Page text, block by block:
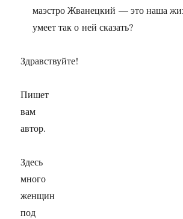
маэстро Жванецкий — это наша
умеет так о ней сказать?
Здравствуйте!
Пишет
вам
автор.
Здесь
много
женщин
под